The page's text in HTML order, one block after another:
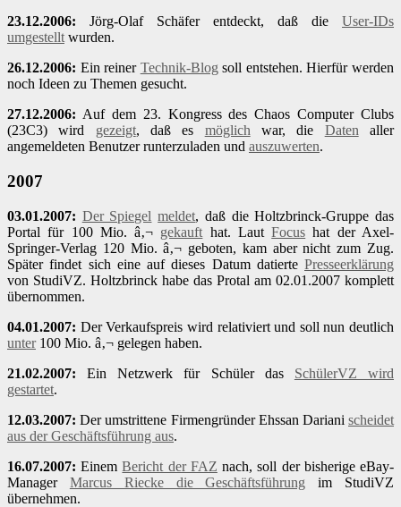
23.12.2006: Jörg-Olaf Schäfer entdeckt, daß die User-IDs
umgestellt wurden.
26.12.2006: Ein reiner Technik-Blog soll entstehen. Hierfür werden
noch Ideen zu Themen gesucht.
27.12.2006: Auf dem 23. Kongress des Chaos Computer Clubs
(23C3) wird gezeigt, daß es möglich war, die Daten aller
angemeldeten Benutzer runterzuladen und auszuwerten.
2007
03.01.2007: Der Spiegel meldet, daß die Holtzbrinck-Gruppe das
Portal für 100 Mio. â‚¬ gekauft hat. LautFocus hat der Axel-
Springer-Verlag 120 Mio. â‚¬ geboten, kam aber nicht zum Zug.
Später findet sich eine auf dieses Datum datierte Presseerklärung
von StudiVZ. Holtzbrinck habe das Protal am 02.01.2007 komplett
übernommen.
04.01.2007: Der Verkaufspreis wird relativiert und soll nun deutlich
unter100 Mio. â‚¬ gelegen haben.
21.02.2007: Ein Netzwerk für Schüler das SchülerVZ wird
gestartet.
12.03.2007: Der umstrittene Firmengründer Ehssan Dariani scheidet
aus der Geschäftsführung aus.
16.07.2007: EinemBericht der FAZ nach, soll der bisherige eBay-
Manager Marcus Riecke die Geschäftsführung im StudiVZ
übernehmen.